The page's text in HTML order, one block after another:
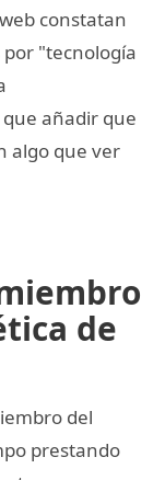
constatan
"tecnología
añadir que
algo que ver
de
del
prestando